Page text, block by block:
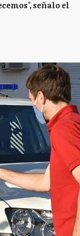
señalo el